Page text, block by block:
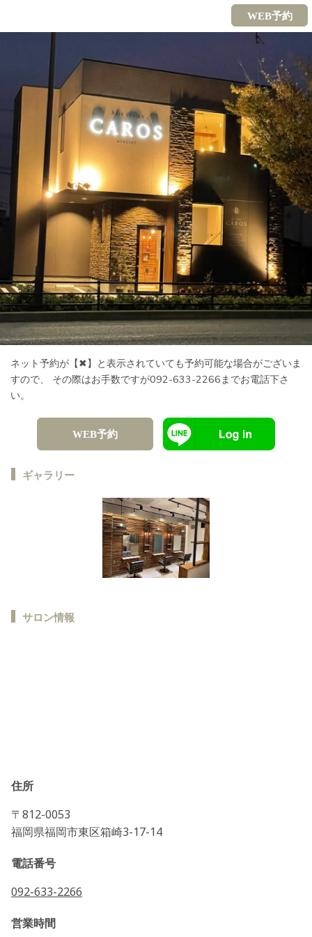
WEB予約
ネット予約が【✖︎】と表示されていても予約可能な場合がございま
すので、 その際はお手数ですが092-633-2266までお電話下さ
い。
WEB予約
ギャラリー
サロン情報
住所
〒812-0053
福岡県福岡市東区箱崎3-17-14
電話番号
092-633-2266
営業時間